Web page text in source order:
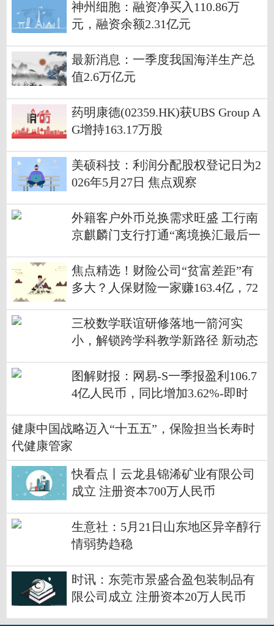
神州细胞：融资净买入110.86万
元，融资余额2.31亿元
最新消息：一季度我国海洋生产总
值2.6万亿元
药明康德(02359.HK)获UBS Group A
G增持163.17万股
美硕科技：利润分配股权登记日为2
026年5月27日 焦点观察
外籍客户外币兑换需求旺盛 工行南
京麒麟门支行打通“离境换汇最后一
焦点精选！财险公司“贫富差距”有
多大？人保财险一家赚163.4亿，72
三校数学联谊研修落地一箭河实
小，解锁跨学科教学新路径 新动态
图解财报：网易-S一季报盈利106.7
4亿人民币，同比增加3.62%-即时
健康中国战略迈入“十五五”，保险担当长寿时
代健康管家
快看点丨云龙县锦浠矿业有限公司
成立 注册资本700万人民币
生意社：5月21日山东地区异辛醇行
情弱势趋稳
时讯：东莞市景盛合盈包装制品有
限公司成立 注册资本20万人民币